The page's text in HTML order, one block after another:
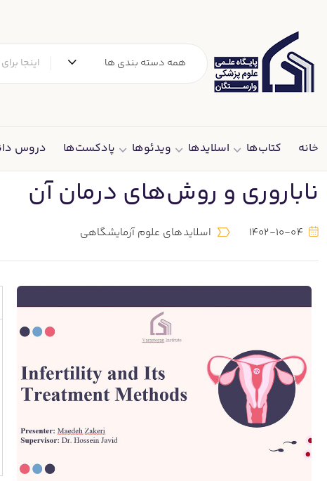
همه دسته بندی ها
خانه کتاب‌ها اسلایدها ویدئوها پادکست‌ها دروس
ناباروری و روش‌های درمان آن
1402-10-04 اسلایدهای علوم آزمایشگاهی